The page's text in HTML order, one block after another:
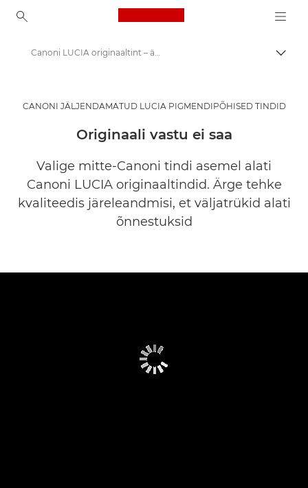
Canon Logo, back to
Lahendused ja teenused
Canoni LUCIA originaaltint – äritooted
CANONI JÄLJENDAMATUD LUCIA PIGMENDIPÕHISED TINDID
Originaali vastu ei saa
Valige mitte-Canoni tindi asemel alati
Canoni LUCIA originaaltindid. Ärge tehke
kvaliteedis järeleandmisi, et väljatrükid alati
õnnestuksid